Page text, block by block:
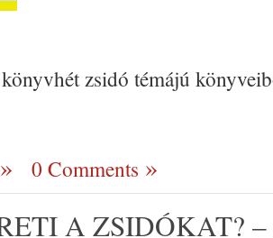
zsidó témájú
0 Comments
A ZSIDÓKAT?